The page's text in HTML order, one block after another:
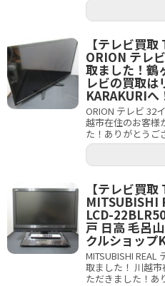
【テレビ買取
ORION テレ
取ました！鶴
レビの買取は
KARAKURIへ
ORION テレビ 32
越市在住のお客様
た！ありがとうご
【テレビ買取
MITSUBISHI
LCD-
戸 日高 毛呂
クルショップ
MITSUBISHI REAL
取ました！ 川越
ただきました！あ